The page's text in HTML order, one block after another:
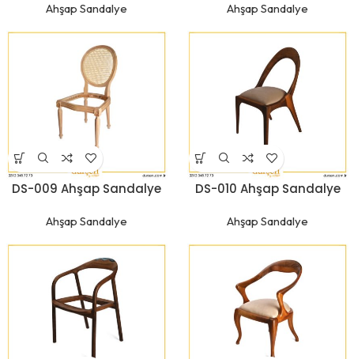
Ahşap Sandalye Ahşap Sandalye
DS-009 Ahşap Sandalye
Ahşap Sandalye
DS-010 Ahşap Sandalye
Ahşap Sandalye